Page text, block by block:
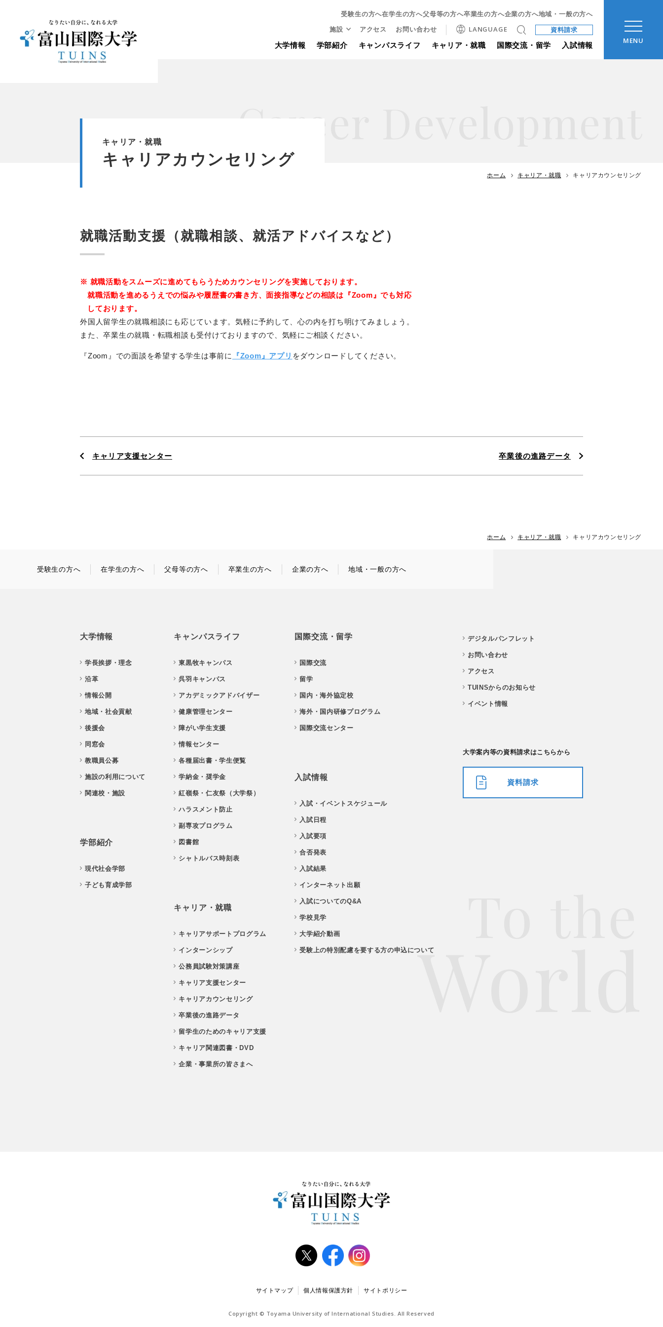
受験生の方へ在学生の方へ父母等の方へ卒業生の方へ企業の方へ地域・一般の方へ
施設 アクセス お問い合わせ LANGUAGE 資料請求
大学情報 学部紹介 キャンパスライフ キャリア・就職 国際交流・留学 入試情報
MENU
Career Development
ホーム キャリア・就職 キャリアカウンセリング
キャリア・就職
キャリアカウンセリング
就職活動支援（就職相談、就活アドバイスなど）
※ 就職活動をスムーズに進めてもらうためカウンセリングを実施しております。
就職活動を進めるうえでの悩みや履歴書の書き方、面接指導などの相談は『Zoom』でも対応
しております。
外国人留学生の就職相談にも応じています。気軽に予約して、心の内を打ち明けてみましょう。
また、卒業生の就職・転職相談も受付けておりますので、気軽にご相談ください。
『Zoom』での面談を希望する学生は事前に 『Zoom』アプリ をダウンロードしてください。
キャリア支援センター 卒業後の進路データ
ホーム キャリア・就職 キャリアカウンセリング
World
受験生の方へ 在学生の方へ 父母等の方へ 卒業生の方へ 企業の方へ 地域・一般の方へ
大学情報
学長挨拶・理念
沿革
情報公開
地域・社会貢献
後援会
同窓会
教職員公募
施設の利用について
関連校・施設
学部紹介
現代社会学部
子ども育成学部
キャンパスライフ
東黒牧キャンパス
呉羽キャンパス
アカデミックアドバイザー
健康管理センター
障がい学生支援
情報センター
各種届出書・学生便覧
学納金・奨学金
紅嶺祭・仁友祭（大学祭）
ハラスメント防止
副専攻プログラム
図書館
シャトルバス時刻表
キャリア・就職
キャリアサポートプログラム
インターンシップ
公務員試験対策講座
キャリア支援センター
キャリアカウンセリング
卒業後の進路データ
留学生のためのキャリア支援
キャリア関連図書・DVD
企業・事業所の皆さまへ
国際交流・留学
国際交流
留学
国内・海外協定校
海外・国内研修プログラム
国際交流センター
入試情報
入試・イベントスケジュール
入試日程
入試要項
合否発表
入試結果
インターネット出願
入試についてのQ&A
学校見学
大学紹介動画
受験上の特別配慮を要する方の申込について
デジタルパンフレット
お問い合わせ
アクセス
TUINSからのお知らせ
イベント情報
大学案内等の資料請求はこちらから
資料請求
サイトマップ 個人情報保護方針 サイトポリシー
Copyright © Toyama University of International Studies. All Reserved